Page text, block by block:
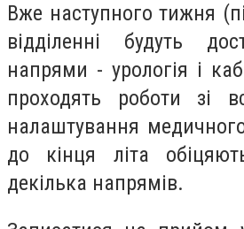
Вже наступного тижня
відділенні будуть
напрями - урологія і
проходять роботи зi
налаштування
до кінця літа
декілька напрямів.